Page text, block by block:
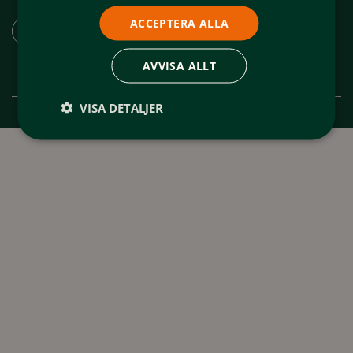
Ladda ner appen "Spår och leder Funäsfjällen"
ACCEPTERA ALLA
AVVISA ALLT
VISA DETALJER